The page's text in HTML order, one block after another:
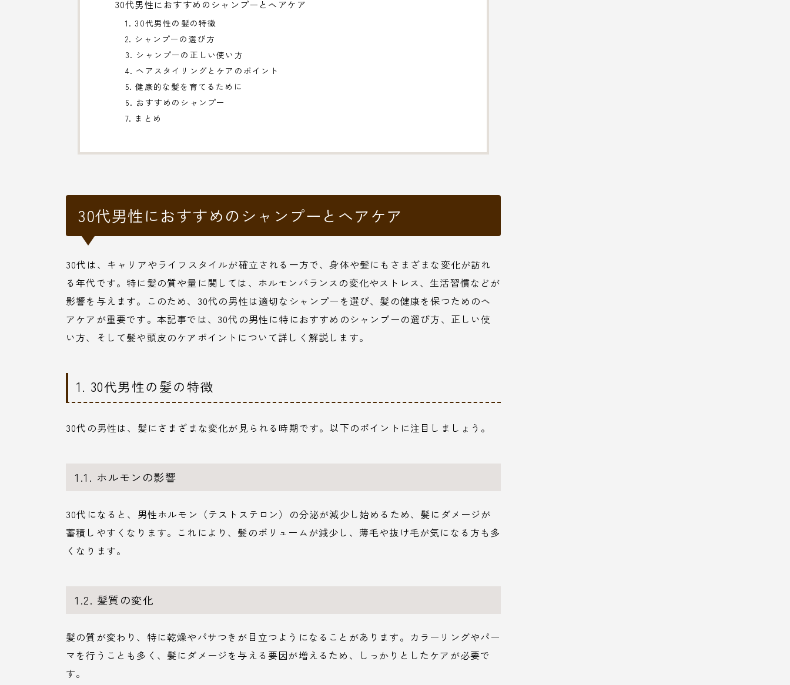
30代男性におすすめのシャンプーとヘアケア
1. 30代男性の髪の特徴
2. シャンプーの選び方
3. シャンプーの正しい使い方
4. ヘアスタイリングとケアのポイント
5. 健康的な髪を育てるために
6. おすすめのシャンプー
7. まとめ
30代男性におすすめのシャンプーとヘアケア
30代は、キャリアやライフスタイルが確立される一方で、身体や髪にもさまざまな変化が訪れ
る年代です。特に髪の質や量に関しては、ホルモンバランスの変化やストレス、生活習慣などが
影響を与えます。このため、30代の男性は適切なシャンプーを選び、髪の健康を保つためのヘ
アケアが重要です。本記事では、30代の男性に特におすすめのシャンプーの選び方、正しい使
い方、そして髪や頭皮のケアポイントについて詳しく解説します。
1. 30代男性の髪の特徴
30代の男性は、髪にさまざまな変化が見られる時期です。以下のポイントに注目しましょう。
1.1. ホルモンの影響
30代になると、男性ホルモン（テストステロン）の分泌が減少し始めるため、髪にダメージが
蓄積しやすくなります。これにより、髪のボリュームが減少し、薄毛や抜け毛が気になる方も多
くなります。
1.2. 髪質の変化
髪の質が変わり、特に乾燥やパサつきが目立つようになることがあります。カラーリングやパー
マを行うことも多く、髪にダメージを与える要因が増えるため、しっかりとしたケアが必要で
す。